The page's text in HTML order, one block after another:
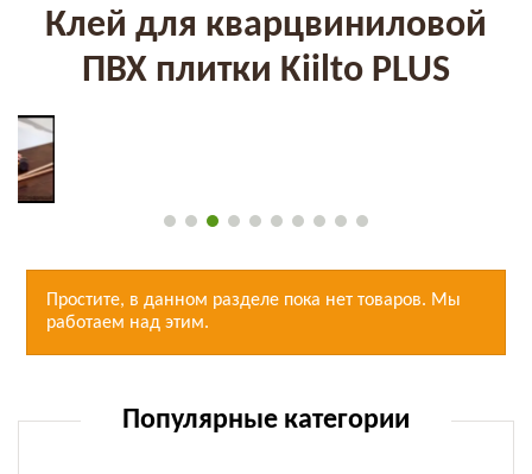
Клей для кварцвиниловой
ПВХ плитки Kiilto PLUS
Простите, в данном разделе пока нет товаров. Мы
работаем над этим.
Популярные категории